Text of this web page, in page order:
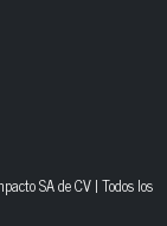
SA de CV | Todos los